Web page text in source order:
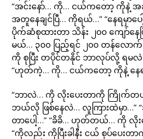
“အင်းနော်… ကို… ငယ်ကတော့ ကိုနဲ့
အတူနေချင်ပြီ… ကိုရယ်…” “နေရမှ
ပိုက်ဆံစုထားတာ သိန်း ၂၀၀ ကျော်နေ
မယ်… ၃၀၀ ပြည့်ရင် ၂၀၀ တန်လော
ကို စုပြီး တပိုင်တနိုင် ဘာလုပ်လို့ ရမလဲ စ
“ဟုတ်ကဲ့… ကို… ငယ်ကတော့ ကိုနဲ့ နေ
“ဘာလဲ… ကို လိုးပေးတာကို ကြိုက်တယ်
ဘယ်လို ဖြစ်နေလဲ… လူကြားထဲမှာ…” “
တာပေါ့…” “ခိခိ… ဟုတ်တယ်… ကို လို
“ကိုလည်း ကိုပြီးခါနီး ငယ် စုပ်ပေ